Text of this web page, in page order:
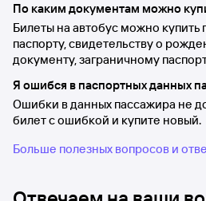
По каким документам можно
Билеты на автобус можно купить
паспорту, свидетельству о
документу, заграничному
Я ошибся в паспортных данных
Ошибки в данных пассажира не
билет с ошибкой и купите новый.
Больше полезных вопросов и